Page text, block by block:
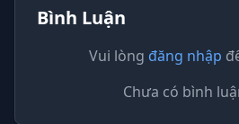
Chương 117
Chương 116 - 0 lượt xem - 0
Bình Luận
Vui lòng đăng nhập
Chưa có bình